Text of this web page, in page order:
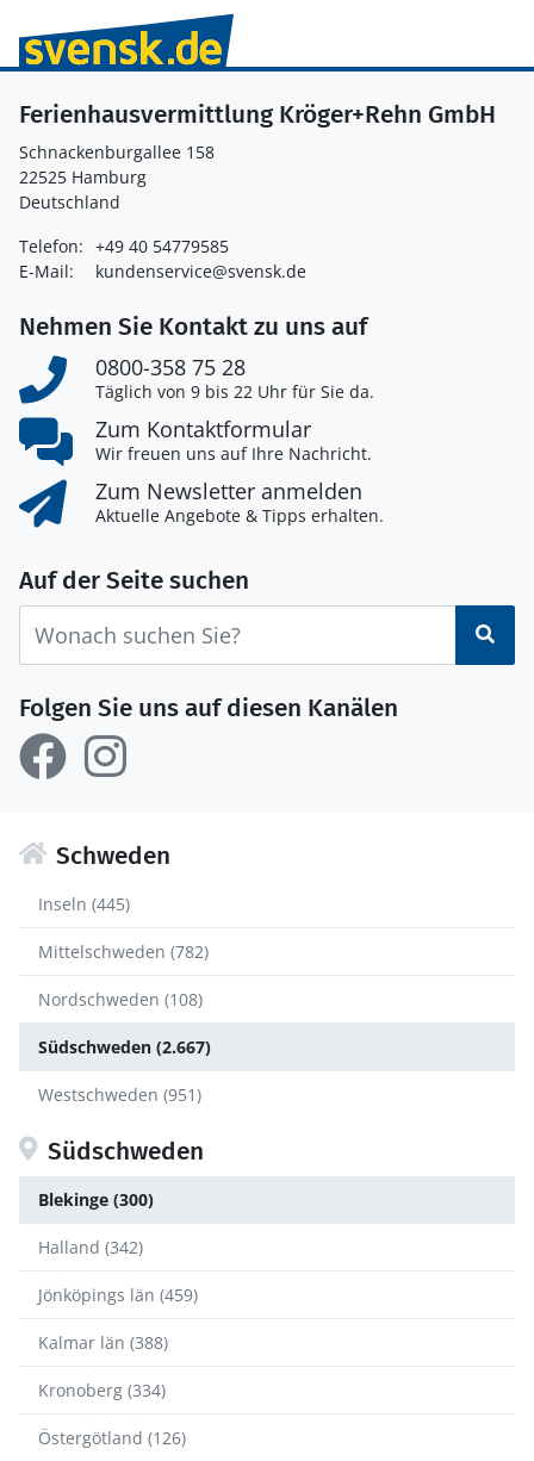
Ferienhausvermittlung Kröger+Rehn GmbH
Schnackenburgallee 158
22525 Hamburg
Deutschland
Telefon: +49 40 54779585
E-Mail:
kundenservice@svensk.de
Nehmen Sie Kontakt zu uns auf
0800-358 75 28
Täglich von 9 bis 22 Uhr für Sie da.
Zum Kontaktformular
Wir freuen uns auf Ihre Nachricht.
Zum Newsletter anmelden
Aktuelle Angebote & Tipps erhalten.
Auf der Seite suchen
Folgen Sie uns auf diesen Kanälen
Schweden
Inseln (445)
Mittelschweden (782)
Nordschweden (108)
Südschweden (2.667)
Westschweden (951)
Südschweden
Blekinge (300)
Halland (342)
Jönköpings län (459)
Kalmar län (388)
Kronoberg (334)
Östergötland (126)